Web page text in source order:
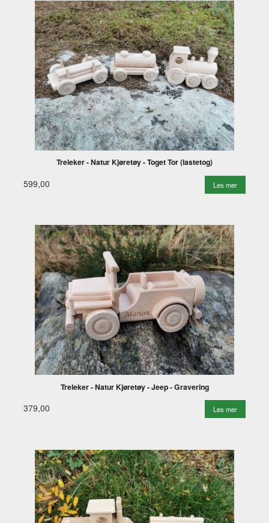
Treleker - Natur Kjøretøy - Toget Tor (lastetog)
599,00 Les mer
Treleker - Natur Kjøretøy - Jeep - Gravering
379,00 Les mer